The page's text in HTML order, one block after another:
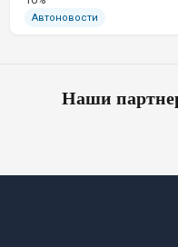
Автоновости
Наши